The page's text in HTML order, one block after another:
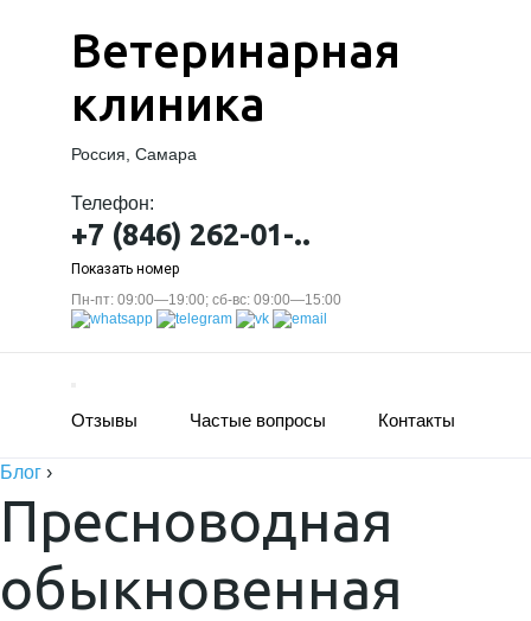
Ветеринарная
клиника
Россия, Самара
Телефон:
+7 (846) 262-01-..
Показать номер
Пн-пт: 09:00—19:00; сб-вс: 09:00—15:00
Отзывы Частые вопросы Контакты
Блог ›
Пресноводная
обыкновенная